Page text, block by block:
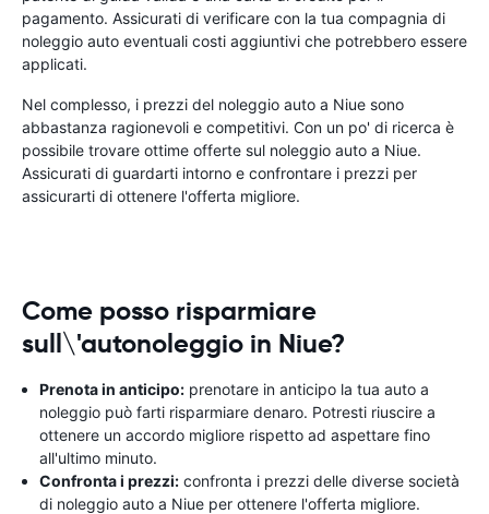
pagamento. Assicurati di verificare con la tua compagnia di
noleggio auto eventuali costi aggiuntivi che potrebbero essere
applicati.
Nel complesso, i prezzi del noleggio auto a Niue sono
abbastanza ragionevoli e competitivi. Con un po' di ricerca è
possibile trovare ottime offerte sul noleggio auto a Niue.
Assicurati di guardarti intorno e confrontare i prezzi per
assicurarti di ottenere l'offerta migliore.
Come posso risparmiare
sull\'autonoleggio in Niue?
Prenota in anticipo: prenotare in anticipo la tua auto a
noleggio può farti risparmiare denaro. Potresti riuscire a
ottenere un accordo migliore rispetto ad aspettare fino
all'ultimo minuto.
Confronta i prezzi: confronta i prezzi delle diverse società
di noleggio auto a Niue per ottenere l'offerta migliore.